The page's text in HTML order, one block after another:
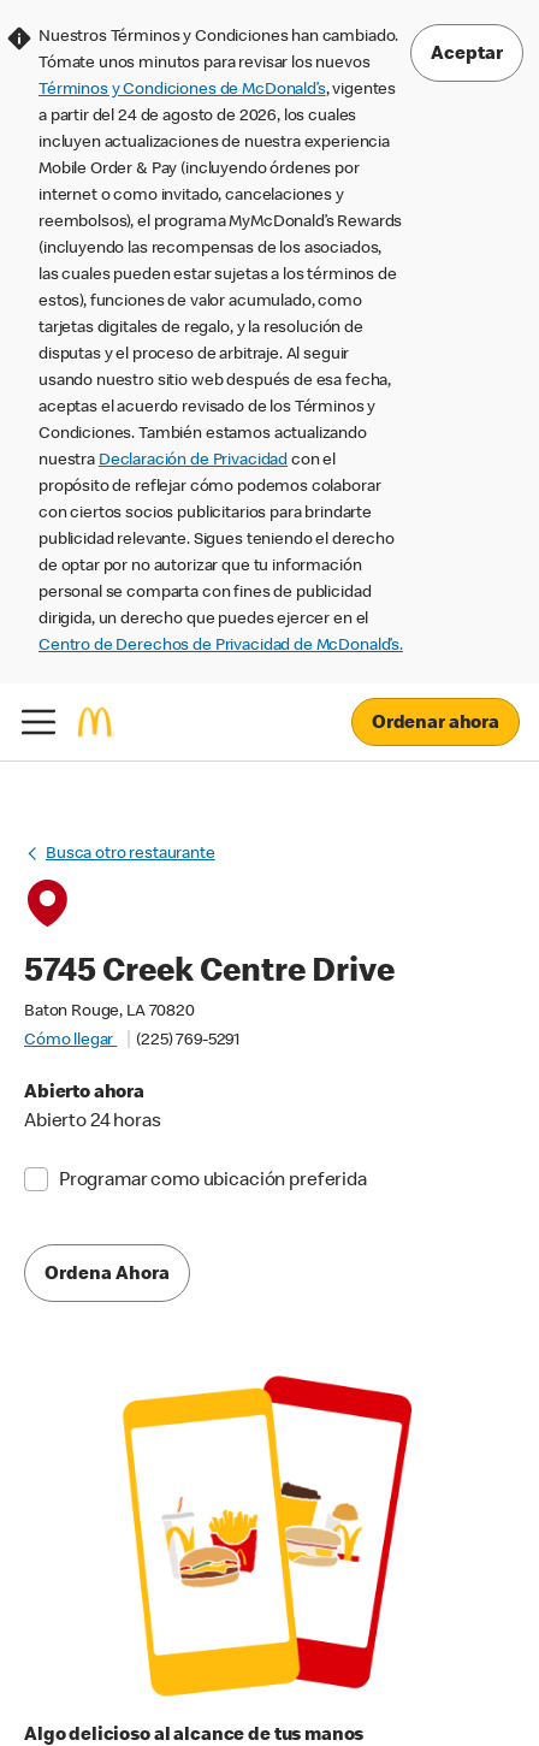
Nuestros Términos y Condiciones han cambiado.
Tómate unos minutos para revisar los nuevos
Términos y Condiciones de McDonald’s, vigentes
a partir del 24 de agosto de 2026, los cuales
incluyen actualizaciones de nuestra experiencia
Mobile Order & Pay (incluyendo órdenes por
internet o como invitado, cancelaciones y
reembolsos), el programa MyMcDonald’s Rewards
(incluyendo las recompensas de los asociados,
las cuales pueden estar sujetas a los términos de
estos), funciones de valor acumulado, como
tarjetas digitales de regalo, y la resolución de
disputas y el proceso de arbitraje. Al seguir
usando nuestro sitio web después de esa fecha,
aceptas el acuerdo revisado de los Términos y
Condiciones. También estamos actualizando
nuestra Declaración de Privacidad con el
propósito de reflejar cómo podemos colaborar
con ciertos socios publicitarios para brindarte
publicidad relevante. Sigues teniendo el derecho
de optar por no autorizar que tu información
personal se comparta con fines de publicidad
dirigida, un derecho que puedes ejercer en el
Centro de Derechos de Privacidad de McDonald’s.
Aceptar
Ordenar ahora
Busca otro restaurante
5745 Creek Centre Drive
Baton Rouge, LA 70820
Cómo llegar
(225) 769-5291
Abierto ahora
Abierto 24 horas
Programar como ubicación preferida
Ordena Ahora
Algo delicioso al alcance de tus manos